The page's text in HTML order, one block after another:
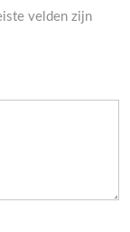
velden zijn